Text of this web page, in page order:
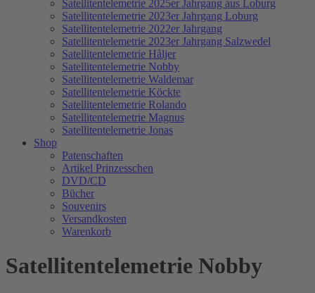
Satellitentelemetrie 2025er Jahrgang aus Loburg
Satellitentelemetrie 2023er Jahrgang Loburg
Satellitentelemetrie 2022er Jahrgang
Satellitentelemetrie 2023er Jahrgang Salzwedel
Satellitentelemetrie Håljer
Satellitentelemetrie Nobby
Satellitentelemetrie Waldemar
Satellitentelemetrie Köckte
Satellitentelemetrie Rolando
Satellitentelemetrie Magnus
Satellitentelemetrie Jonas
Shop
Patenschaften
Artikel Prinzesschen
DVD/CD
Bücher
Souvenirs
Versandkosten
Warenkorb
Satellitentelemetrie Nobby